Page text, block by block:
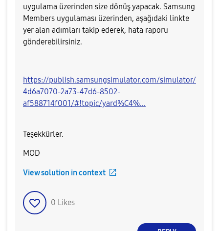
uygulama üzerinden size dönüş yapacak. Samsung
Members uygulaması üzerinden, aşağıdaki linkte
yer alan adımları takip ederek, hata raporu
gönderebilirsiniz.
https://publish.samsungsimulator.com/simulator/
4d6a7070-2a73-47d6-8502-
af588714f001/#!topic/yard%C4%...
Teşekkürler.
MOD​
View solution in context
0 Likes